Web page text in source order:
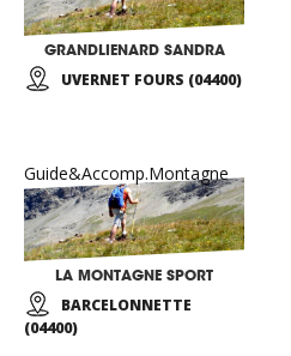
GRANDLIENARD SANDRA
UVERNET FOURS (04400)
Guide&Accomp.Montagne
LA MONTAGNE SPORT
BARCELONNETTE
(04400)